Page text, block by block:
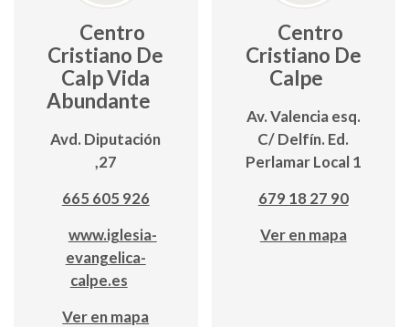
Centro
Cristiano De
Calp Vida
Abundante
Avd. Diputación
,27
665 605 926
www.iglesia-
evangelica-
calpe.es
Ver en mapa
Centro
Cristiano De
Calpe
Av. Valencia esq.
C/ Delfín. Ed.
Perlamar Local 1
679 18 27 90
Ver en mapa